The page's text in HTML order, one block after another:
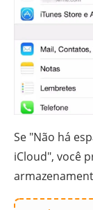
Se "Não há
iCloud", você